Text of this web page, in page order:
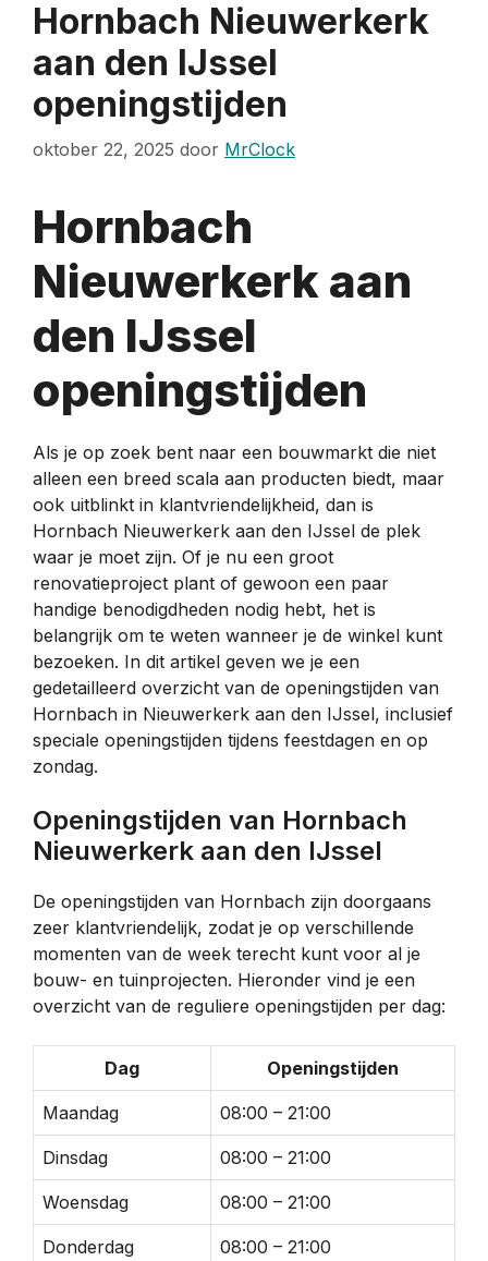
Hornbach Nieuwerkerk
aan den IJssel
openingstijden
oktober 22, 2025 door MrClock
Hornbach
Nieuwerkerk aan
den IJssel
openingstijden
Als je op zoek bent naar een bouwmarkt die niet
alleen een breed scala aan producten biedt, maar
ook uitblinkt in klantvriendelijkheid, dan is
Hornbach Nieuwerkerk aan den IJssel de plek
waar je moet zijn. Of je nu een groot
renovatieproject plant of gewoon een paar
handige benodigdheden nodig hebt, het is
belangrijk om te weten wanneer je de winkel kunt
bezoeken. In dit artikel geven we je een
gedetailleerd overzicht van de openingstijden van
Hornbach in Nieuwerkerk aan den IJssel, inclusief
speciale openingstijden tijdens feestdagen en op
zondag.
Openingstijden van Hornbach
Nieuwerkerk aan den IJssel
De openingstijden van Hornbach zijn doorgaans
zeer klantvriendelijk, zodat je op verschillende
momenten van de week terecht kunt voor al je
bouw- en tuinprojecten. Hieronder vind je een
overzicht van de reguliere openingstijden per dag:
Dag Openingstijden
Maandag 08:00 – 21:00
Dinsdag 08:00 – 21:00
Woensdag 08:00 – 21:00
Donderdag 08:00 – 21:00